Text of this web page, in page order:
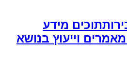
תוכים מידע
וייעוץ בנושא